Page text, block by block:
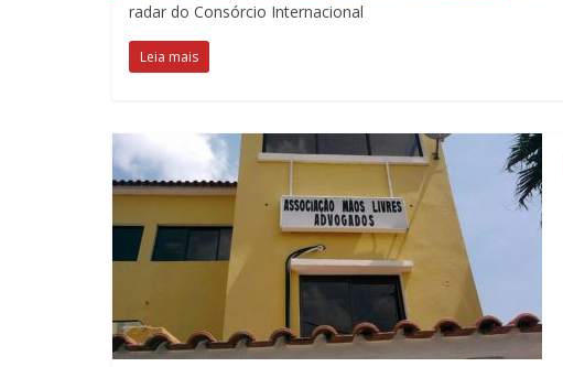
radar do Consórcio Internacional
Leia mais